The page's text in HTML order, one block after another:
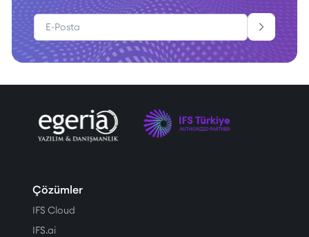
Çözümler
IFS Cloud
IFS.ai